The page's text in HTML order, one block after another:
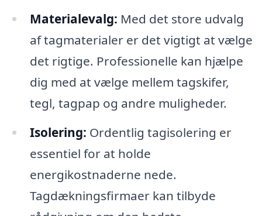
Materialevalg: Med det store udvalg
af tagmaterialer er det vigtigt at vælge
det rigtige. Professionelle kan hjælpe
dig med at vælge mellem tagskifer,
tegl, tagpap og andre muligheder.
Isolering: Ordentlig tagisolering er
essentiel for at holde
energikostnaderne nede.
Tagdækningsfirmaer kan tilbyde